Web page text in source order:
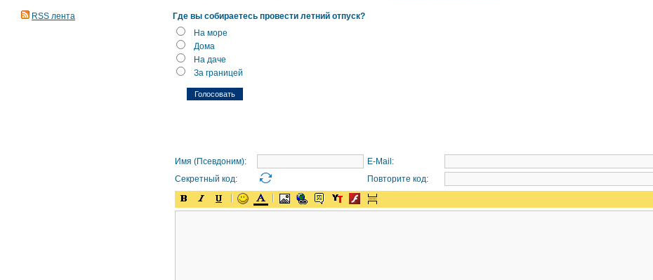
RSS лента
Где вы собираетесь провести летний отпуск?
На море
Дома
На даче
За границей
Имя (Псевдоним):
E-Mail:
Секретный код:
Повторите код: